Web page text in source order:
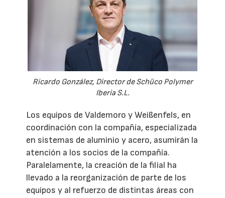
Ricardo González, Director de Schüco Polymer
Iberia S.L.
Los equipos de Valdemoro y Weißenfels, en
coordinación con la compañía, especializada
en sistemas de aluminio y acero, asumirán la
atención a los socios de la compañía.
Paralelamente, la creación de la filial ha
llevado a la reorganización de parte de los
equipos y al refuerzo de distintas áreas con